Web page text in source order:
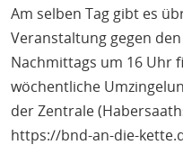
Am selben Tag gibt es
Veranstaltung gegen
Nachmittags um 16 Uhr
wöchentliche
der Zentrale
https://bnd-an-die-